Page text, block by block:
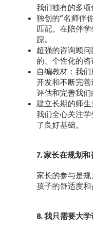
我们独有的多项
独创的“名师伴
匹配。在陪伴
踪。
超强的咨询顾
的、个性化的咨
自编教材：我
开发和不断完
评估和完善我们
建立长期的师
我们全心关注
了良好基础。
7. 家长在规划
家长的参与是
孩子的舒适度和
8. 我只需要大